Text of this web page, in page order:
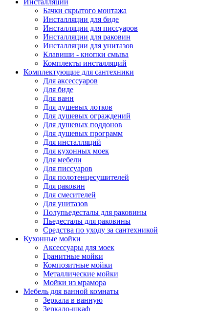
Инсталляции
Бачки скрытого монтажа
Инсталляции для биде
Инсталляции для писсуаров
Инсталляции для раковин
Инсталляции для унитазов
Клавиши - кнопки смыва
Комплекты инсталляций
Комплектующие для сантехники
Для аксессуаров
Для биде
Для ванн
Для душевых лотков
Для душевых ограждений
Для душевых поддонов
Для душевых программ
Для инсталляций
Для кухонных моек
Для мебели
Для писсуаров
Для полотенцесушителей
Для раковин
Для смесителей
Для унитазов
Полупьедесталы для раковины
Пьедесталы для раковины
Средства по уходу за сантехникой
Кухонные мойки
Аксессуары для моек
Гранитные мойки
Композитные мойки
Металлические мойки
Мойки из мрамора
Мебель для ванной комнаты
Зеркала в ванную
Зеркало-шкаф